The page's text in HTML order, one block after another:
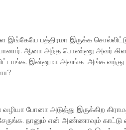
பத்திரமா இருக்க
ஆனா அந்த பொண்ணு அவர்
இன்னுமா அவங்க அங்க வந்து
வழியா போனா அடுத்து இருக்கிற
நானும் என் அண்ணாவும் காட்டு